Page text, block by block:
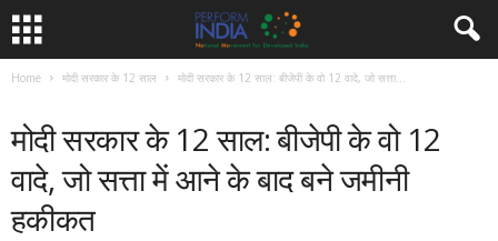
Home मोदी सरकार के 12 साल मोदी सरकार के 12 साल: बीजेपी के वो 12 वादे, जो सत्ता...
मोदी सरकार के 12 साल: बीजेपी के वो 12
वादे, जो सत्ता में आने के बाद बने जमीनी
हकीकत